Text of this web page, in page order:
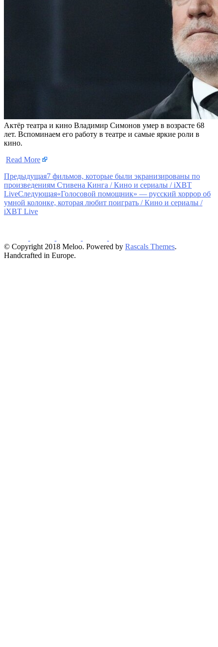
Актёр театра и кино Владимир Симонов умер в возрасте 68
лет. Вспоминаем его работу в театре и самые яркие роли в
кино.
Read More
Предыдущая7 фильмов, которые были экранизированы по
произведениям Стивена Кинга / Кино и сериалы / iXBT
LiveСледующая«Голосовой помощник» — русский хоррор об
умной колонке, которая любит поиграть / Кино и сериалы /
iXBT Live
© Copyright 2018 Meloo. Powered by Rascals Themes.
Handcrafted in Europe.